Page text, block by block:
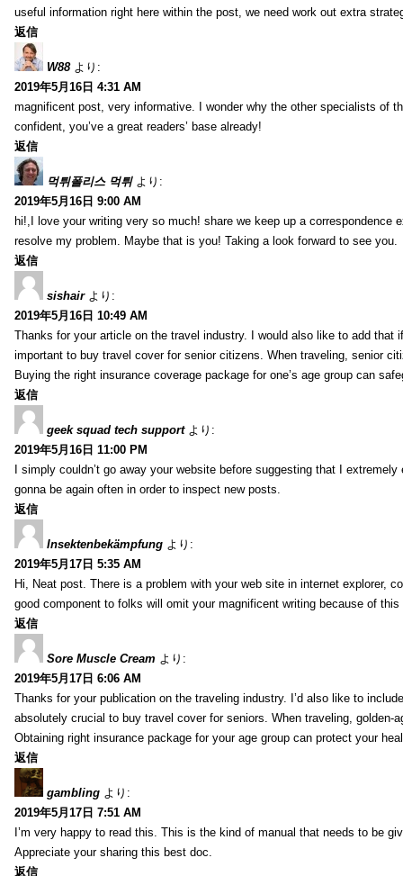
useful information right here within the post, we need work out extra
返信
W88 より:
2019年5月16日 4:31 AM
magnificent post, very informative. I wonder why the other specialists of
confident, you’ve a great readers’ base already!
返信
먹튀폴리스 먹튀 より:
2019年5月16日 9:00 AM
hi!,I love your writing very so much! share we keep up a correspondence
resolve my problem. Maybe that is you! Taking a look forward to see you.
返信
sishair より:
2019年5月16日 10:49 AM
Thanks for your article on the travel industry. I would also like to add that
important to buy travel cover for senior citizens. When traveling, senior
Buying the right insurance coverage package for one’s age group can
返信
geek squad tech support より:
2019年5月16日 11:00 PM
I simply couldn’t go away your website before suggesting that I
gonna be again often in order to inspect new posts.
返信
Insektenbekämpfung より:
2019年5月17日 5:35 AM
Hi, Neat post. There is a problem with your web site in internet explorer,
good component to folks will omit your magnificent writing because of this
返信
Sore Muscle Cream より:
2019年5月17日 6:06 AM
Thanks for your publication on the traveling industry. I’d also like to
absolutely crucial to buy travel cover for seniors. When traveling, golden-
Obtaining right insurance package for your age group can protect your
返信
gambling より:
2019年5月17日 7:51 AM
I’m very happy to read this. This is the kind of manual that needs to be
Appreciate your sharing this best doc.
返信